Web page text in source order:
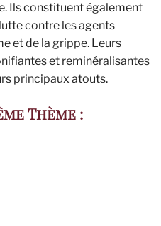
Ils constituent également
contre les agents
et de la grippe. Leurs
et reminéralisantes
principaux atouts.
Thème :